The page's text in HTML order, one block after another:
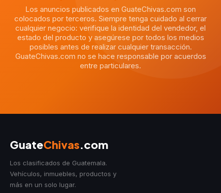
Los anuncios publicados en GuateChivas.com son
colocados por terceros. Siempre tenga cuidado al cerrar
cualquier negocio: verifique la identidad del vendedor, el
estado del producto y asegúrese por todos los medios
posibles antes de realizar cualquier transacción.
GuateChivas.com no se hace responsable por acuerdos
entre particulares.
GuateChivas.com
Los clasificados de Guatemala.
Vehículos, inmuebles, productos y
más en un solo lugar.